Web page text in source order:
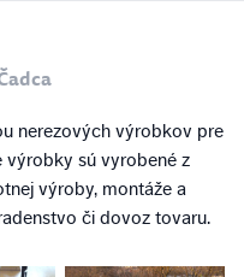
nerezových výrobkov pre
výrobky sú vyrobené z
výroby, montáže a
či dovoz tovaru.